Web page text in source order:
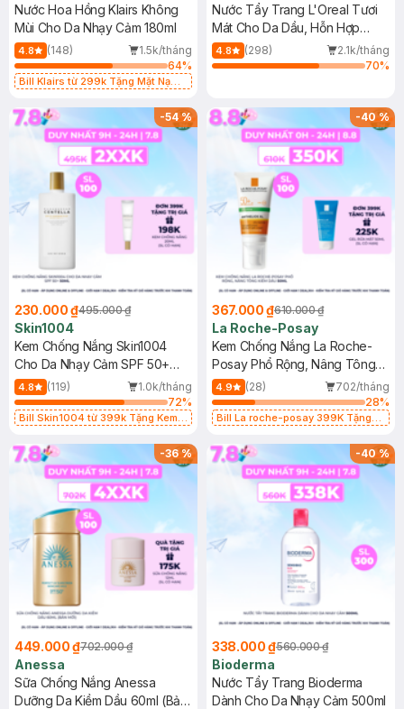
Nước Hoa Hồng Klairs Không
Mùi Cho Da Nhạy Cảm 180ml
4.8 (148)
1.5k/tháng
64%
Bill Klairs từ 299k Tặng Mặt Nạ
25ml (SL Có Hạn)
Nước Tẩy Trang L'Oreal Tươi
Mát Cho Da Dầu, Hỗn Hợp
400ml
4.8 (298)
2.1k/tháng
70%
-54%
230.000 ₫495.000 ₫
Skin1004
Kem Chống Nắng Skin1004
Cho Da Nhạy Cảm SPF 50+
50ml
4.8 (119)
1.0k/tháng
72%
Bill Skin1004 từ 399k Tặng Kem
SPF 50+ 20ml (SL Có Hạn)
-40%
367.000 ₫610.000 ₫
La Roche-Posay
Kem Chống Nắng La Roche-
Posay Phổ Rộng, Nâng Tông
Kiềm Dầu 50ml
4.9 (28)
702/tháng
28%
Bill La roche-posay 399K Tặng
(SL có hạn)
-36%
449.000 ₫702.000 ₫
Anessa
Sữa Chống Nắng Anessa
Dưỡng Da Kiềm Dầu 60ml (Bản
-40%
338.000 ₫560.000 ₫
Bioderma
Nước Tẩy Trang Bioderma
Dành Cho Da Nhạy Cảm 500ml